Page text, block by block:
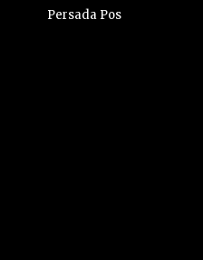
Persada Pos